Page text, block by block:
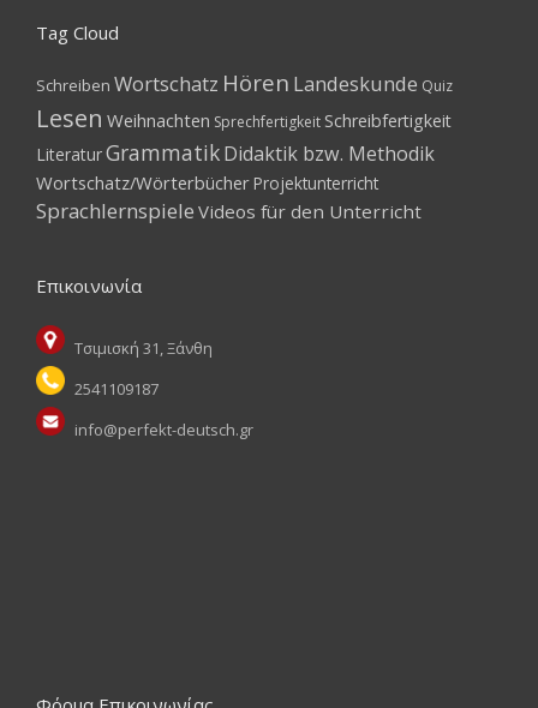
Tag Cloud
Schreiben Wortschatz Hören Landeskunde Quiz
Lesen Weihnachten Sprechfertigkeit Schreibfertigkeit
LiteraturGrammatikDidaktik bzw. Methodik
Wortschatz/Wörterbücher Projektunterricht
Sprachlernspiele Videos für den Unterricht
Επικοινωνία
Τσιμισκή 31, Ξάνθη
2541109187
info@perfekt-deutsch.gr